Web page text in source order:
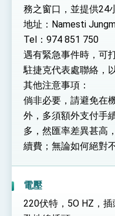
務之窗口，並提供24
地址：Namesti
Tel：974 851 750
遇有緊急事件時，可
駐捷克代表處聯絡，
其他注意事項：
倘非必要，請避免在
外，多須額外支付手
多，然匯率差異甚高
續費；無論如何絕對
電壓
220伏特，5O HZ，